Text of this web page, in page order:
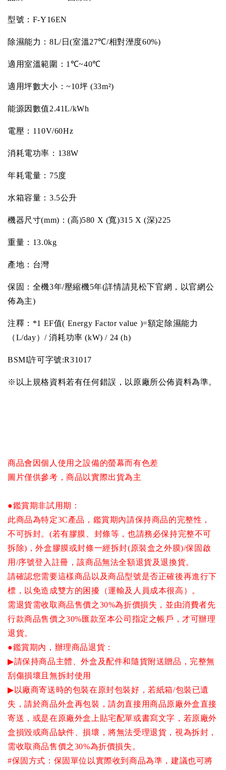
型號： F-Y16EN
除濕能力： 8L/日(室溫27℃/相對溼度60%)
適用室溫範圍： 1 ℃~40℃
適用坪數大小：~10坪 (33m²)
能源因數值2.41L/kWh
電壓： 110V/60Hz
消耗電功率： 138W
年耗電量： 75度
水箱容量： 3.5公升
機器尺寸(mm) ：(高)580 X (寬)315 X (深)225
重量： 13.0kg
產地：台灣
保固：全機3年/壓縮機5年(詳情請見松下官網，以官網公
佈為主)
注釋： *1 EF值( Energy Factor value )=額定除濕能力
（L/day）/消耗功率 (kW) / 24 (h)
BSMI許可字號:R31017
※以上規格資料若有任何錯誤，以原廠所公佈資料為準。
商品會因個人使用之設備的螢幕而有色差
圖片僅供參考，商品以實際出貨為主
●鑑賞期非試用期：
此商品為特定3C產品，鑑賞期內請保持商品的完整性，
不可拆封。 (若有膠膜、封條等，也請務必保持完整不可
拆除) ，外盒膠膜或封條一經拆封(原裝盒之外膜)/保固啟
用 /序號登入註冊，該商品無法全額退貨及退換貨。
請確認您需要這樣商品以及商品型號是否正確後再進行下
標，以免造成雙方的困擾（運輸及人員成本很高）。
需退貨需收取商品售價之30%為折價損失，並由消費者先
行款商品售價之30%匯款至本公司指定之帳戶，才可辦理
退貨。
●鑑賞期內，辦理商品退貨：
▶請保持商品主體、外盒及配件和隨貨附送贈品，完整無
刮傷損壞且無拆封使用
▶ 以廠商寄送時的包裝在原封包裝好，若紙箱/包裝已遺
失，請於商品外盒再包裝，請勿直接用商品原廠外盒直接
寄送，或是在原廠外盒上貼宅配單或書寫文字，若原廠外
盒損毀或商品缺件、損壞，將無法受理退貨，視為拆封，
需收取商品售價之30%為折價損失。
#保固方式：保固單位以實際收到商品為準，建議也可將